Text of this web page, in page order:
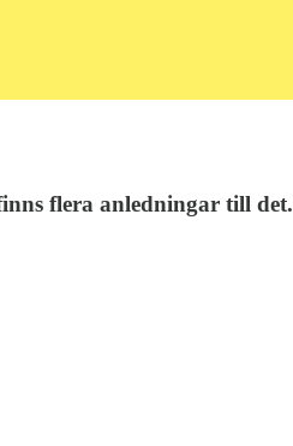
flera anledningar till det.